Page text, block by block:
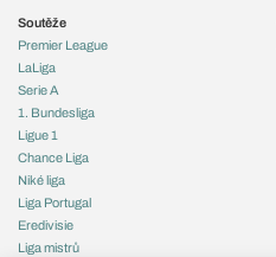
Soutěže
Premier League
LaLiga
Serie A
1. Bundesliga
Ligue 1
Chance Liga
Niké liga
Liga Portugal
Eredivisie
Liga mistrů